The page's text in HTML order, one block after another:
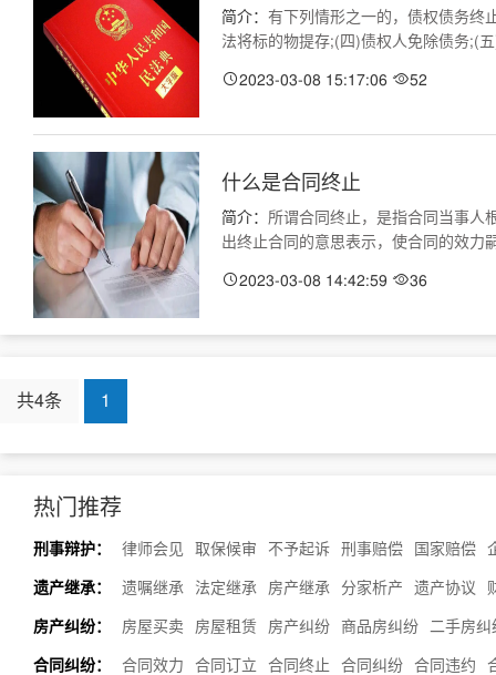
简介： 有下列情形之一的，债权债务终
法将标的物提存;(四)债权人免除债务;(
2023-03-08 15:17:06 52
什么是合同终止
简介： 所谓合同终止，是指合同当事人
出终止合同的意思表示，使合同的效力
2023-03-08 14:42:59 36
共4条 1
热门推荐
刑事辩护： 律师会见 取保候审 不予起诉 刑事赔偿 国家赔偿
遗产继承： 遗嘱继承 法定继承 房产继承 分家析产 遗产协议
房产纠纷： 房屋买卖 房屋租赁 房产纠纷 商品房纠纷 二手房纠
合同纠纷： 合同效力 合同订立 合同终止 合同纠纷 合同违约